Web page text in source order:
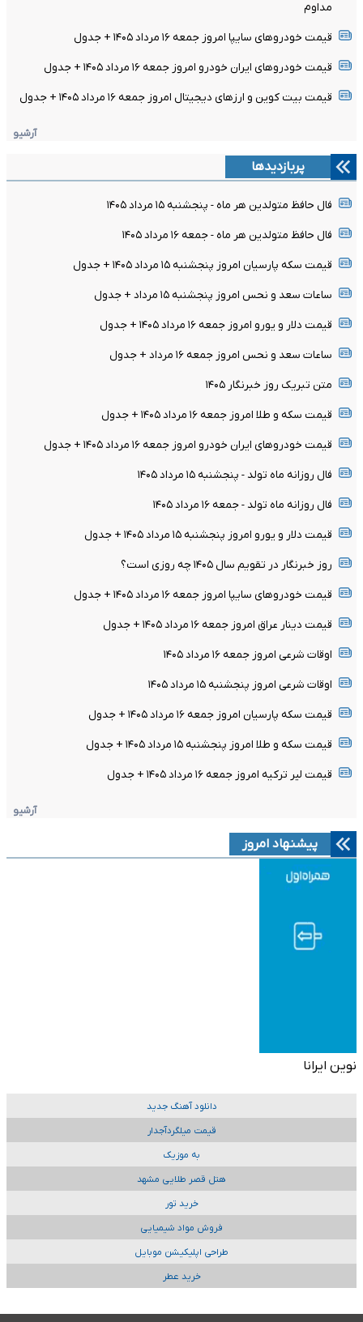
مداوم
قیمت خودرو‌های سایپا امروز جمعه ۱۶ مرداد ۱۴۰۵ + جدول
قیمت خودرو‌های ایران خودرو امروز جمعه ۱۶ مرداد ۱۴۰۵ + جدول
قیمت بیت کوین و ارز‌های دیجیتال امروز جمعه ۱۶ مرداد ۱۴۰۵ + جدول
آرشیو
پربازدیدها
فال حافظ متولدین هر ماه - پنجشنبه ۱۵ مرداد ۱۴۰۵
فال حافظ متولدین هر ماه - جمعه ۱۶ مرداد ۱۴۰۵
قیمت سکه پارسیان امروز پنجشنبه ۱۵ مرداد ۱۴۰۵ + جدول
ساعات سعد و نحس امروز پنجشنبه ۱۵ مرداد + جدول
قیمت دلار و یورو امروز جمعه ۱۶ مرداد ۱۴۰۵ + جدول
ساعات سعد و نحس امروز جمعه ۱۶ مرداد + جدول
متن تبریک روز خبرنگار ۱۴۰۵
قیمت سکه و طلا امروز جمعه ۱۶ مرداد ۱۴۰۵ + جدول
قیمت خودرو‌های ایران خودرو امروز جمعه ۱۶ مرداد ۱۴۰۵ + جدول
فال روزانه ماه تولد - پنجشنبه ۱۵ مرداد ۱۴۰۵
فال روزانه ماه تولد - جمعه ۱۶ مرداد ۱۴۰۵
قیمت دلار و یورو امروز پنجشنبه ۱۵ مرداد ۱۴۰۵ + جدول
روز خبرنگار در تقویم سال ۱۴۰۵ چه روزی است؟
قیمت خودرو‌های سایپا امروز جمعه ۱۶ مرداد ۱۴۰۵ + جدول
قیمت دینار عراق امروز جمعه ۱۶ مرداد ۱۴۰۵ + جدول
اوقات شرعی امروز جمعه ۱۶ مرداد ۱۴۰۵
اوقات شرعی امروز پنجشنبه ۱۵ مرداد ۱۴۰۵
قیمت سکه پارسیان امروز جمعه ۱۶ مرداد ۱۴۰۵ + جدول
قیمت سکه و طلا امروز پنجشنبه ۱۵ مرداد ۱۴۰۵ + جدول
قیمت لیر ترکیه امروز جمعه ۱۶ مرداد ۱۴۰۵ + جدول
آرشیو
پیشنهاد امروز
نوین ایرانا
دانلود آهنگ جدید
قیمت میلگردآجدار
به موزیک
هتل قصر طلایی مشهد
خرید تور
فروش مواد شیمیایی
طراحی اپلیکیشن موبایل
خرید عطر